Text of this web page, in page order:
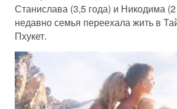
Станислава (3,5 года) и Никодима
недавно семья переехала жить в
Пхукет.